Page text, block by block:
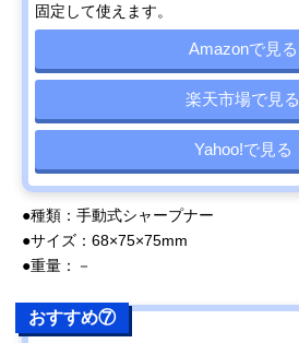
固定して使えます。
Amazonで見る
楽天市場で見る
Yahoo!で見る
●種類：手動式シャープナー
●サイズ：68×75×75mm
●重量：－
おすすめ⑦